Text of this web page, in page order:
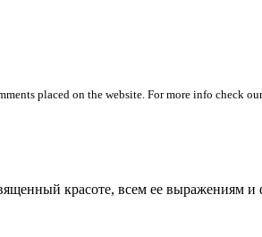
placed on the website. For more info check
красоте, всем ее